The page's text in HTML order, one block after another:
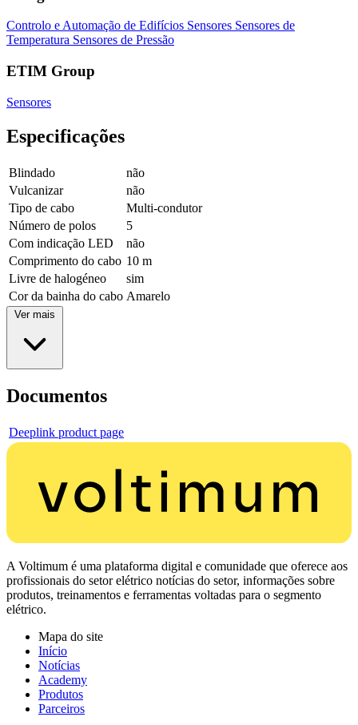
Controlo e Automação de Edifícios Sensores Sensores de
Temperatura Sensores de Pressão
ETIM Group
Sensores
Especificações
Blindado
não
Vulcanizar
não
Tipo de cabo
Multi-condutor
Número de polos
5
Com indicação LED
não
Comprimento do cabo 10 m
Livre de halogéneo
sim
Cor da bainha do cabo Amarelo
Ver mais
Documentos
Deeplink product page
A Voltimum é uma plataforma digital e comunidade que oferece aos
profissionais do setor elétrico notícias do setor, informações sobre
produtos, treinamentos e ferramentas voltadas para o segmento
elétrico.
Mapa do site
Início
Notícias
Academy
Produtos
Parceiros